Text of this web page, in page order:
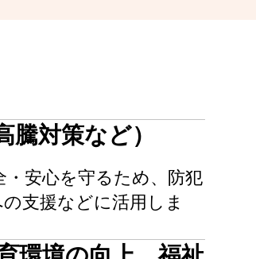
対策など）
安心を守るため、防犯
⽀援などに活用しま